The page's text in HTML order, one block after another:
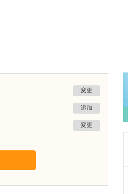
変更
追加
変更
クリニック